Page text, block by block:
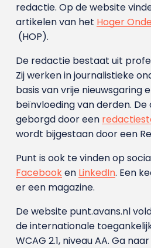
redactie. Op de website
artikelen van het Hoger
(HOP).
De redactie bestaat uit
Zij werken in journalistieke
basis van vrije nieuwsgaring
beïnvloeding van derden. De
geborgd door een
wordt bijgestaan door een
Punt is ook te vinden op
Facebooken LinkedIn. Een
er een magazine.
De website punt.avans.nl
de internationale
WCAG 2.1, niveau AA. Ga